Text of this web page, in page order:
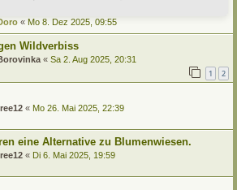
« Mo 8. Dez 2025, 09:55
Wildverbiss
« Sa 2. Aug 2025, 20:31
1 2
« Mo 26. Mai 2025, 22:39
eine Alternative zu Blumenwiesen.
« Di 6. Mai 2025, 19:59